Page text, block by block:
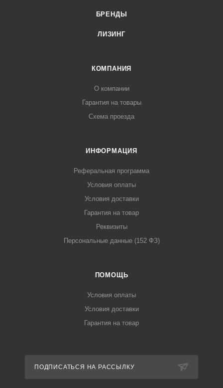
БРЕНДЫ
ЛИЗИНГ
КОМПАНИЯ
О компании
Гарантия на товары
Схема проезда
ИНФОРМАЦИЯ
Реферальная программа
Условия оплаты
Условия доставки
Гарантия на товар
Реквизиты
Персональные данные (152 ФЗ)
ПОМОЩЬ
Условия оплаты
Условия доставки
Гарантия на товар
ПОДПИСАТЬСЯ НА РАССЫЛКУ